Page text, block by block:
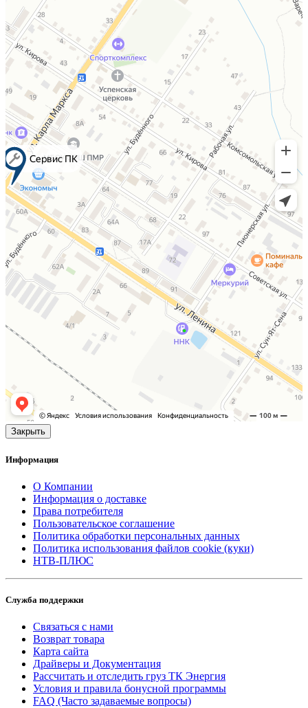
Закрыть
Информация
О Компании
Информация о доставке
Права потребителя
Пользовательское соглашение
Политика обработки персональных данных
Политика использования файлов cookie (куки)
НТВ-ПЛЮС
Служба поддержки
Связаться с нами
Возврат товара
Карта сайта
Драйверы и Документация
Рассчитать и отследить груз ТК Энергия
Условия и правила бонусной программы
FAQ (Часто задаваемые вопросы)